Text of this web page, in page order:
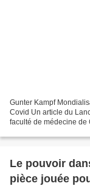
Gunter Kampf
Covid Un article du
faculté de médecine de
Le pouvoir
pièce jouée